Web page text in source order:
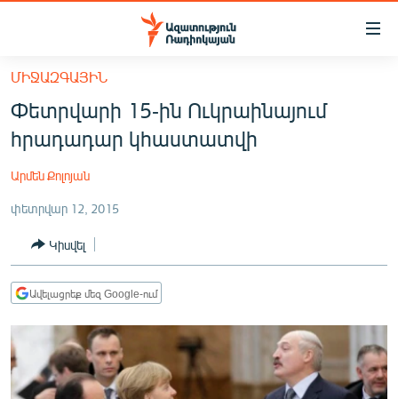
Մատչելիության
հիմնական
բովանդակությանը
Անցնել
հիմնական
մենյուին
ՀԱՅԱՍՏԱՆ
ՔԱՂԱՔԱԿԱՆ
ԸՆՏՐՈՒԹՅՈՒՆՆԵՐ 2026
ԻՐԱՎՈՒՆՔ
ՀԱՍԱՐԱԿՈՒԹՅՈՒՆ
ՏՆՏԵՍՈՒԹՅՈՒՆ
ՊԱՏԵՐԱԶՄԻ 6 ՇԱԲԱԹՆԵՐԸ
ՏԱՐԱԾԱՇՐՋԱՆ
ՄԻՋԱԶԳԱՅԻՆ
Փետրվարի 15-ին Ուկրաինայում
հրադադար կհաստատվի
Արմեն Քոլոյան
փետրվար 12, 2015
Կիսվել
Ավելացրեք մեզ Google-ում